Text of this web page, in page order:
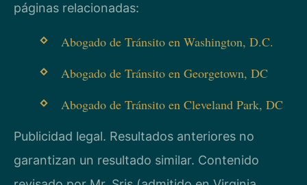
páginas relacionadas:
Abogado de Tránsito en Washington, D.C.
Abogado de Tránsito en Georgetown, DC
Abogado de Tránsito en Cleveland Park, DC
Publicidad legal. Resultados anteriores no
garantizan un resultado similar. Contenido